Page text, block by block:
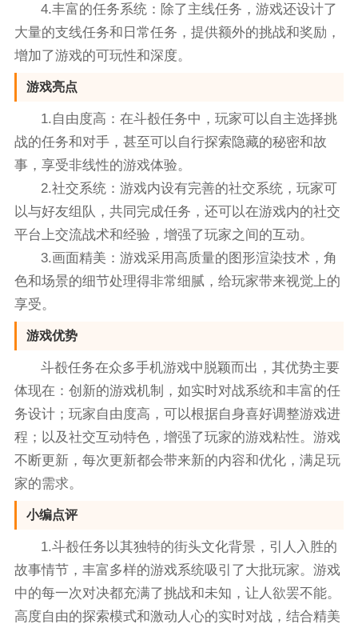
4.丰富的任务系统：除了主线任务，游戏还设计了
大量的支线任务和日常任务，提供额外的挑战和奖励，
增加了游戏的可玩性和深度。
游戏亮点
1.自由度高：在斗殾任务中，玩家可以自主选择挑
战的任务和对手，甚至可以自行探索隐藏的秘密和故
事，享受非线性的游戏体验。
2.社交系统：游戏内设有完善的社交系统，玩家可
以与好友组队，共同完成任务，还可以在游戏内的社交
平台上交流战术和经验，增强了玩家之间的互动。
3.画面精美：游戏采用高质量的图形渲染技术，角
色和场景的细节处理得非常细腻，给玩家带来视觉上的
享受。
游戏优势
斗殾任务在众多手机游戏中脱颖而出，其优势主要
体现在：创新的游戏机制，如实时对战系统和丰富的任
务设计；玩家自由度高，可以根据自身喜好调整游戏进
程；以及社交互动特色，增强了玩家的游戏粘性。游戏
不断更新，每次更新都会带来新的内容和优化，满足玩
家的需求。
小编点评
1.斗殾任务以其独特的街头文化背景，引人入胜的
故事情节，丰富多样的游戏系统吸引了大批玩家。游戏
中的每一次对决都充满了挑战和未知，让人欲罢不能。
高度自由的探索模式和激动人心的实时对战，结合精美